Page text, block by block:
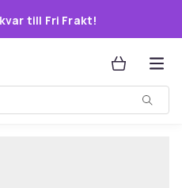
till Fri Frakt!